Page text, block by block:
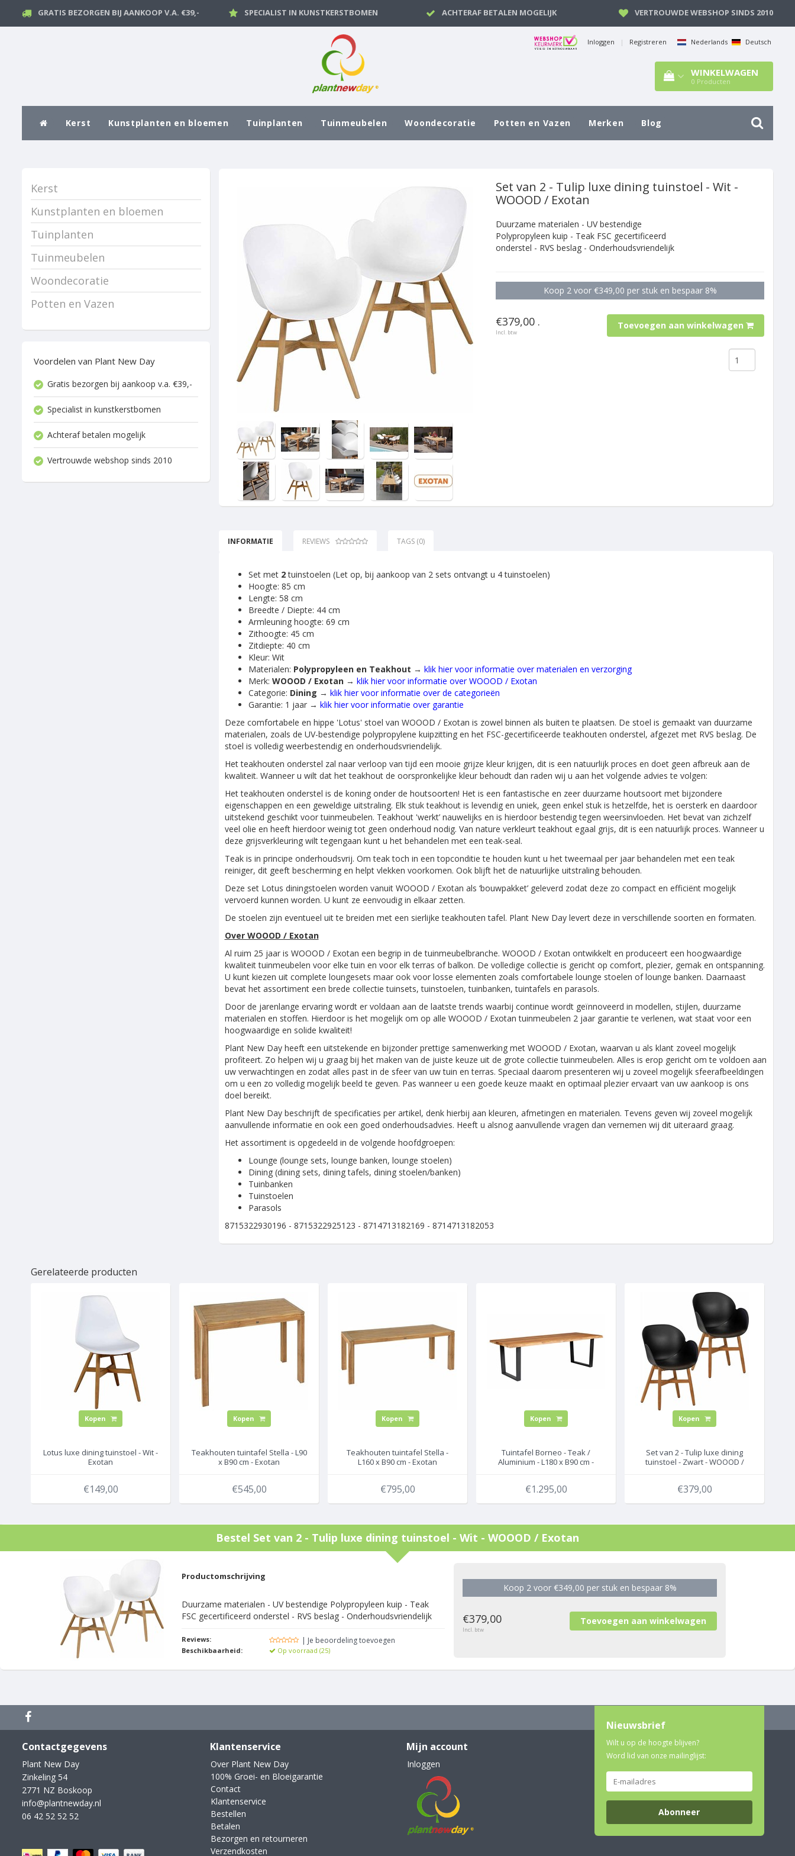
GRATIS BEZORGEN BIJ AANKOOP V.A. €39,- SPECIALIST IN KUNSTKERSTBOMEN ACHTERAF BETALEN MOGELIJK VERTROUWDE WEBSHOP SINDS 2010
Inloggen | Registreren Nederlands Deutsch
WINKELWAGEN
0 Producten
Kerst Kunstplanten en bloemen Tuinplanten Tuinmeubelen Woondecoratie Potten en Vazen Merken Blog
Kerst
Kunstplanten en bloemen
Tuinplanten
Tuinmeubelen
Woondecoratie
Potten en Vazen
Voordelen van Plant New Day
Gratis bezorgen bij aankoop v.a. €39,-
Specialist in kunstkerstbomen
Achteraf betalen mogelijk
Vertrouwde webshop sinds 2010
Set van 2 - Tulip luxe dining tuinstoel - Wit -
WOOOD / Exotan
Duurzame materialen - UV bestendige
Polypropyleen kuip - Teak FSC gecertificeerd
onderstel - RVS beslag - Onderhoudsvriendelijk
Koop 2 voor €349,00 per stuk en bespaar 8%
€379,00 .
Incl. btw
Toevoegen aan winkelwagen
INFORMATIE REVIEWS TAGS (0)
Set met 2tuinstoelen (Let op, bij aankoop van 2 sets ontvangt u 4 tuinstoelen)
Hoogte: 85 cm
Lengte: 58 cm
Breedte / Diepte: 44 cm
Armleuning hoogte: 69 cm
Zithoogte: 45 cm
Zitdiepte: 40 cm
Kleur: Wit
Materialen: Polypropyleen en Teakhout → klik hier voor informatie over materialen en verzorging
Merk: WOOOD / Exotan→ klik hier voor informatie over WOOOD / Exotan
Categorie: Dining → klik hier voor informatie over de categorieën
Garantie: 1 jaar → klik hier voor informatie over garantie
Deze comfortabele en hippe 'Lotus' stoel van WOOOD / Exotan is zowel binnen als buiten te plaatsen. De stoel is gemaakt van duurzame
materialen, zoals de UV-bestendige polypropylene kuipzitting en het FSC-gecertificeerde teakhouten onderstel, afgezet met RVS beslag. De
stoel is volledig weerbestendig en onderhoudsvriendelijk.
Het teakhouten onderstel zal naar verloop van tijd een mooie grijze kleur krijgen, dit is een natuurlijk proces en doet geen afbreuk aan de
kwaliteit. Wanneer u wilt dat het teakhout de oorspronkelijke kleur behoudt dan raden wij u aan het volgende advies te volgen:
Het teakhouten onderstel is de koning onder de houtsoorten! Het is een fantastische en zeer duurzame houtsoort met bijzondere
eigenschappen en een geweldige uitstraling. Elk stuk teakhout is levendig en uniek, geen enkel stuk is hetzelfde, het is oersterk en daardoor
uitstekend geschikt voor tuinmeubelen. Teakhout 'werkt’ nauwelijks en is hierdoor bestendig tegen weersinvloeden. Het bevat van zichzelf
veel olie en heeft hierdoor weinig tot geen onderhoud nodig. Van nature verkleurt teakhout egaal grijs, dit is een natuurlijk proces. Wanneer u
deze grijsverkleuring wilt tegengaan kunt u het behandelen met een teak-seal.
Teak is in principe onderhoudsvrij. Om teak toch in een topconditie te houden kunt u het tweemaal per jaar behandelen met een teak
reiniger, dit geeft bescherming en helpt vlekken voorkomen. Ook blijft het de natuurlijke uitstraling behouden.
Deze set Lotus diningstoelen worden vanuit WOOOD / Exotan als ‘bouwpakket’ geleverd zodat deze zo compact en efficiënt mogelijk
vervoerd kunnen worden. U kunt ze eenvoudig in elkaar zetten.
De stoelen zijn eventueel uit te breiden met een sierlijke teakhouten tafel. Plant New Day levert deze in verschillende soorten en formaten.
Over WOOOD / Exotan
Al ruim 25 jaar is WOOOD / Exotan een begrip in de tuinmeubelbranche. WOOOD / Exotan ontwikkelt en produceert een hoogwaardige
kwaliteit tuinmeubelen voor elke tuin en voor elk terras of balkon. De volledige collectie is gericht op comfort, plezier, gemak en ontspanning.
U kunt kiezen uit complete loungesets maar ook voor losse elementen zoals comfortabele lounge stoelen of lounge banken. Daarnaast
bevat het assortiment een brede collectie tuinsets, tuinstoelen, tuinbanken, tuintafels en parasols.
Door de jarenlange ervaring wordt er voldaan aan de laatste trends waarbij continue wordt geïnnoveerd in modellen, stijlen, duurzame
materialen en stoffen. Hierdoor is het mogelijk om op alle WOOOD / Exotan tuinmeubelen 2 jaar garantie te verlenen, wat staat voor een
hoogwaardige en solide kwaliteit!
Plant New Day heeft een uitstekende en bijzonder prettige samenwerking met WOOOD / Exotan, waarvan u als klant zoveel mogelijk
profiteert. Zo helpen wij u graag bij het maken van de juiste keuze uit de grote collectie tuinmeubelen. Alles is erop gericht om te voldoen aan
uw verwachtingen en zodat alles past in de sfeer van uw tuin en terras. Speciaal daarom presenteren wij u zoveel mogelijk sfeerafbeeldingen
om u een zo volledig mogelijk beeld te geven. Pas wanneer u een goede keuze maakt en optimaal plezier ervaart van uw aankoop is ons
doel bereikt.
Plant New Day beschrijft de specificaties per artikel, denk hierbij aan kleuren, afmetingen en materialen. Tevens geven wij zoveel mogelijk
aanvullende informatie en ook een goed onderhoudsadvies. Heeft u alsnog aanvullende vragen dan vernemen wij dit uiteraard graag.
Het assortiment is opgedeeld in de volgende hoofdgroepen:
Lounge (lounge sets, lounge banken, lounge stoelen)
Dining (dining sets, dining tafels, dining stoelen/banken)
Tuinbanken
Tuinstoelen
Parasols
8715322930196 - 8715322925123 - 8714713182169 - 8714713182053
Gerelateerde producten
Kopen
Lotus luxe dining tuinstoel - Wit -
Exotan
€149,00
Kopen
Teakhouten tuintafel Stella - L90
x B90 cm - Exotan
€545,00
Kopen
Teakhouten tuintafel Stella -
L160 x B90 cm - Exotan
€795,00
Kopen
Tuintafel Borneo - Teak /
Aluminium - L180 x B90 cm -
€1.295,00
Kopen
Set van 2 - Tulip luxe dining
tuinstoel - Zwart - WOOOD /
€379,00
Bestel Set van 2 - Tulip luxe dining tuinstoel - Wit - WOOOD / Exotan
Productomschrijving
Duurzame materialen - UV bestendige Polypropyleen kuip - Teak
FSC gecertificeerd onderstel - RVS beslag - Onderhoudsvriendelijk
Reviews: | Je beoordeling toevoegen
Beschikbaarheid: Op voorraad (25)
Koop 2 voor €349,00 per stuk en bespaar 8%
€379,00
Incl. btw
Contactgegevens
Plant New Day
Zinkeling 54
2771 NZ Boskoop
info@plantnewday.nl
06 42 52 52 52
Klantenservice
Over Plant New Day
100% Groei- en Bloeigarantie
Contact
Klantenservice
Bestellen
Betalen
Bezorgen en retourneren
Verzendkosten
Mijn account
Inloggen
Nieuwsbrief
Wilt u op de hoogte blijven?
Word lid van onze mailinglijst:
Abonneer